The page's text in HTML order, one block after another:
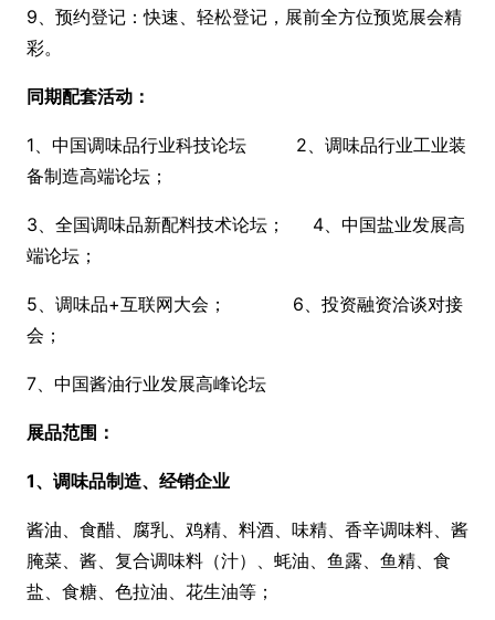
9、预约登记：快速、轻松登记，展前全方位预览展会精
彩。
同期配套活动：
1、中国调味品行业科技论坛 2、调味品行业工业装
备制造高端论坛；
3、全国调味品新配料技术论坛； 4、中国盐业发展高
端论坛；
5、调味品+互联网大会； 6、投资融资洽谈对接
会；
7、中国酱油行业发展高峰论坛
展品范围：
1、调味品制造、经销企业
酱油、食醋、腐乳、鸡精、料酒、味精、香辛调味料、酱
腌菜、酱、复合调味料（汁）、蚝油、鱼露、鱼精、食
盐、食糖、色拉油、花生油等；